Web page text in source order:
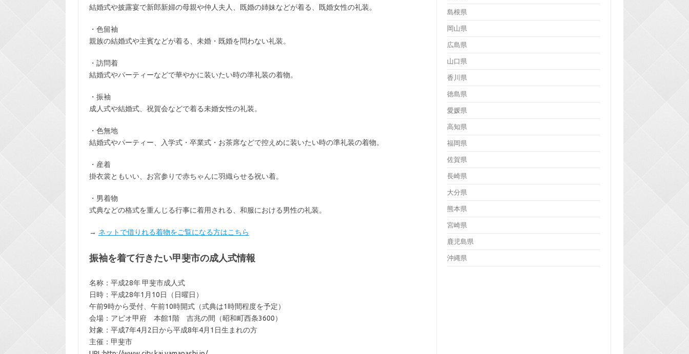
結婚式や披露宴で新郎新婦の母親や仲人夫人、既婚の姉妹などが着る、既婚女性の礼装。
・色留袖
親族の結婚式や主賓などが着る、未婚・既婚を問わない礼装。
・訪問着
結婚式やパーティーなどで華やかに装いたい時の準礼装の着物。
・振袖
成人式や結婚式、祝賀会などで着る未婚女性の礼装。
・色無地
結婚式やパーティー、入学式・卒業式・お茶席などで控えめに装いたい時の準礼装の着物。
・産着
掛衣裳ともいい、お宮参りで赤ちゃんに羽織らせる祝い着。
・男着物
式典などの格式を重んじる行事に着用される、和服における男性の礼装。
→ ネットで借りれる着物をご覧になる方はこちら
振袖を着て行きたい甲斐市の成人式情報
名称：平成28年 甲斐市成人式
日時：平成28年1月10日（日曜日）
午前9時から受付、午前10時開式（式典は1時間程度を予定）
会場：アピオ甲府 本館1階 吉兆の間（昭和町西条3600）
対象：平成7年4月2日から平成8年4月1日生まれの方
主催：甲斐市
島根県
岡山県
広島県
山口県
香川県
徳島県
愛媛県
高知県
福岡県
佐賀県
長崎県
大分県
熊本県
宮崎県
鹿児島県
沖縄県